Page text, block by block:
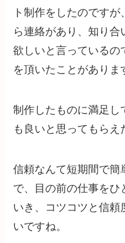
ト制作をしたのです
ら連絡があり、知り
欲しいと言っているの
を頂いたことがありま
制作したものに満足し
も良いと思ってもらえ
信頼なんて短期間で簡
で、目の前の仕事をひ
いき、コツコツと信頼
いですね。